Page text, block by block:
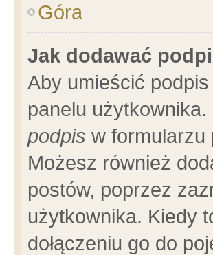
Góra
Jak dodawać
Aby umieścić
panelu
podpis w formularzu
Możesz również
postów, poprzez
użytkownika. Kiedy
dołączeniu go do